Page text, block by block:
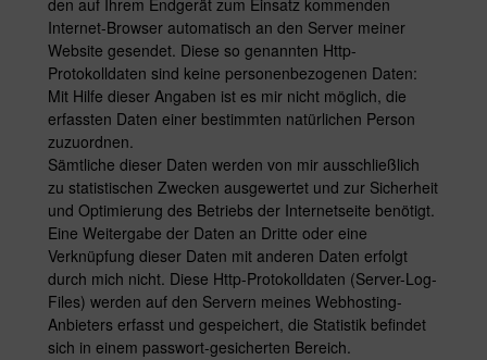
den auf Ihrem Endgerät zum Einsatz kommenden
Internet-Browser automatisch an den Server meiner
Website gesendet. Diese so genannten Http-
Protokolldaten sind keine personenbezogenen Daten:
Mit Hilfe dieser Angaben ist es mir nicht möglich, die
erfassten Daten einer bestimmten natürlichen Person
zuzuordnen.
Sämtliche dieser Daten werden von mir ausschließlich
zu statistischen Zwecken ausgewertet und zur Sicherheit
und Optimierung des Betriebs der Internetseite benötigt.
Eine Weitergabe der Daten an Dritte oder eine
Verknüpfung dieser Daten mit anderen Daten erfolgt
durch mich nicht. Diese Http-Protokolldaten (Server-Log-
Files) werden auf den Servern meines Webhosting-
Anbieters erfasst und gespeichert, die Statistik befindet
sich in einem passwort-gesicherten Bereich.